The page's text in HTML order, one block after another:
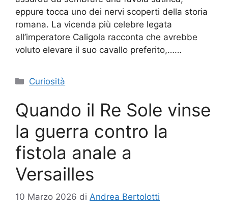
eppure tocca uno dei nervi scoperti della storia
romana. La vicenda più celebre legata
all’imperatore Caligola racconta che avrebbe
voluto elevare il suo cavallo preferito,……
Categorie
Curiosità
Quando il Re Sole vinse
la guerra contro la
fistola anale a
Versailles
10 Marzo 2026 di Andrea Bertolotti